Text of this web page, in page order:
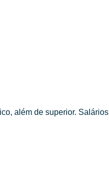
além de superior. Salários